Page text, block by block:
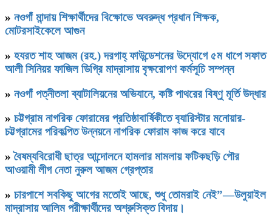
» নওগাঁ মান্দায় শিক্ষার্থীদের বিক্ষোভে অবরুদ্ধ প্রধান শিক্ষক,
মোটরসাইকেলে আগুন
» হযরত শাহ আজম (রহ.) দরগাহ্ ফাউন্ডেশনের উদ্যোগে ৫ম ধাপে সফাত
আলী সিনিয়র ফাজিল ডিগ্রি মাদ্রাসায় বৃক্ষরোপণ কর্মসূচি সম্পন্ন
» নওগাঁ পত্নীতলা ব্যাটালিয়নের অভিযানে, কষ্টি পাথরের বিষ্ণু মূর্তি উদ্ধার
» চট্টগ্রাম নাগরিক ফোরামের প্রতিষ্ঠাবার্ষিকীতে ব‍্যারিস্টার মনোয়ার-
চট্টগ্রামের পরিকল্পিত উন্নয়নে নাগরিক ফোরাম কাজ করে যাবে
»বৈষম্যবিরোধী ছাত্র আন্দোলনে হামলার মামলায় ফটিকছড়ি পৌর
আওয়ামী লীগ নেতা নুরুল আজম গ্রেপ্তার
» চারপাশে সবকিছু আগের মতোই আছে, শুধু তোমরাই নেই”—উলুয়াইল
মাদ্রাসায় আলিম পরীক্ষার্থীদের অশ্রুসিক্ত বিদায়।